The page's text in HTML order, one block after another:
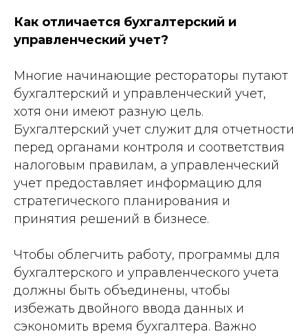
Как отличается бухгалтерский и
управленческий учет?
Многие начинающие рестораторы путают
бухгалтерский и управленческий учет,
хотя они имеют разную цель.
Бухгалтерский учет служит для отчетности
перед органами контроля и соответствия
налоговым правилам, а управленческий
учет предоставляет информацию для
стратегического планирования и
принятия решений в бизнесе.
Чтобы облегчить работу, программы для
бухгалтерского и управленческого учета
должны быть объединены, чтобы
избежать двойного ввода данных и
сэкономить время бухгалтера. Важно